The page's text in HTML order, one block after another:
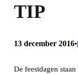
TIP
13 december 2016•
De feestdagen